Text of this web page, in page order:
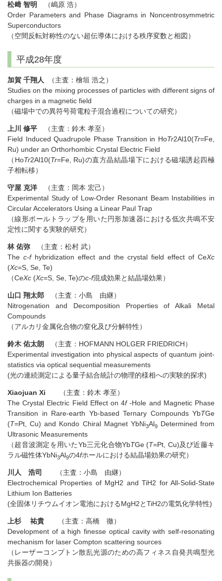
松﨑 智明
（嶋原 浩）
Order Parameters and Phase Diagrams in Noncentrosymmetric
Superconductors
（空間反転対称性のない超伝導体における秩序変数と相図）
平成28年度
加賀 千翔人
（主査：檜垣 浩之）
Studies on the mixing processes of particles with different signs of
charges in a magnetic field
（磁場中での異符号荷電粒子混合過程についての研究）
上川 修平
（主査：鈴木 孝至）
Field Induced Quadrupole Phase Transition in HoTr2Al10(Tr=Fe,
Ru) under an Orthorhombic Crystal Electric Field
（HoTr2Al10(Tr=Fe, Ru)の直方晶結晶場下における磁場誘起四極
子相転移）
守屋 克洋
（主査：岡本 宏己）
Experimental Study of Low-Order Resonant Beam Instabilities in
Circular Accelerators Using a Linear Paul Trap
（線形ポールトラップを用いた円形加速器における低次共鳴不安
定性に関する実験的研究）
林 佑弥
（主査：松村 武）
The c-f hybridization effect and the crystal field effect of CeXc
(Xc=S, Se, Te)
（CeXc (Xc=S, Se, Te)のc-f混成効果と結晶場効果）
山口 翔太郎
（主査：小島 由継）
Nitrogenation and Decomposition Properties of Alkali Metal
Compounds
（アルカリ金属化合物の窒化及び分解特性）
鈴木 佑太朗 （主査：HOFMANN HOLGER FRIEDRICH）
Experimental investigation into physical aspects of quantum joint-
statistics via optical sequential measurements
(光の連続測定による量子結合統計の物理的様相への実験的探求)
Xiaojuan Xi
（主査：鈴木 孝至）
The Crystal Electric Field Effect on 4f-Hole and Magnetic Phase
Transition in Rare-earth Yb-based Ternary Compounds YbTGe
(T=Pt, Cu) and Kondo Chiral Magnet YbNi3Al9Determined from
Ultrasonic Measurements
（超音波測定を用いたYb三元化合物YbTGe (T=Pt, Cu)及び近藤キ
ラル磁性体YbNi3Al9の4fホールにおける結晶場効果の研究）
川人 浩司
（主査：小島 由継）
Electrochemical Properties of MgH2 and TiH2 for All-Solid-State
Lithium Ion Batteries
(全固体リチウムイオン電池におけるMgH2とTiH2の電気化学特性)
上杉 祐貴 （主査：高橋 徹）
Development of a high finesse optical cavity with self-resonating
mechanism for laser Compton scattering sources
（レーザーコンプトン散乱光源のための高フィネス自発共鳴型光
共振器の開発）